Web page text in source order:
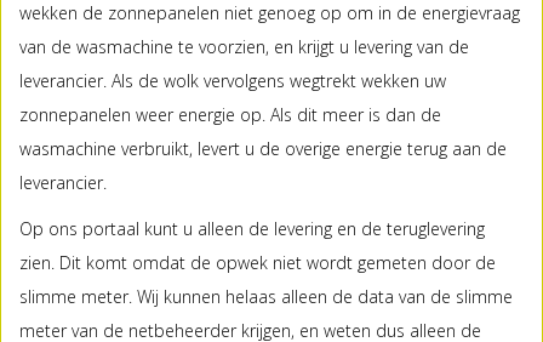
wekken de zonnepanelen niet genoeg op om in de energievraag
van de wasmachine te voorzien, en krijgt u levering van de
leverancier. Als de wolk vervolgens wegtrekt wekken uw
zonnepanelen weer energie op. Als dit meer is dan de
wasmachine verbruikt, levert u de overige energie terug aan de
leverancier.
Op ons portaal kunt u alleen de levering en de teruglevering
zien. Dit komt omdat de opwek niet wordt gemeten door de
slimme meter. Wij kunnen helaas alleen de data van de slimme
meter van de netbeheerder krijgen, en weten dus alleen de